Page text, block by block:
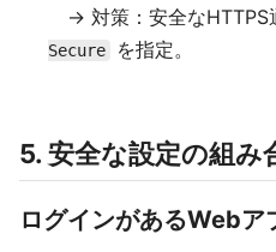
→ 対策：安全なHTTPS
Secure
を指定。
5. 安全な設定の組み
ログインがあるWebア